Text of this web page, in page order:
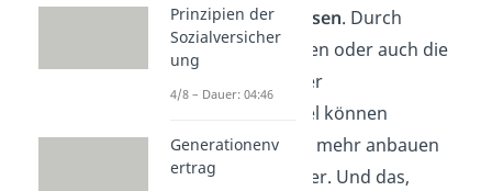
der Produktionsweisen. Durch
technische Maschinen oder auch die
Anwendung besserer
Pflanzenschutzmittel können
Landwirte heute viel mehr anbauen
und ernten, als früher. Und das,
Prinzipien der
Sozialversicher
ung
4/8 – Dauer: 04:46
Generationenv
ertrag